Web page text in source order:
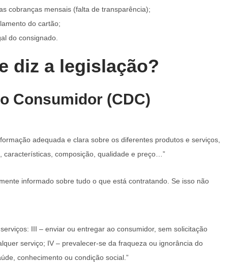
cobranças mensais (falta de transparência);
do cartão;
do consignado.
diz a legislação?
Consumidor (CDC)
adequada e clara sobre os diferentes produtos e serviços,
características, composição, qualidade e preço…”
informado sobre tudo o que está contratando. Se isso não
III – enviar ou entregar ao consumidor, sem solicitação
serviço; IV – prevalecer-se da fraqueza ou ignorância do
conhecimento ou condição social.”